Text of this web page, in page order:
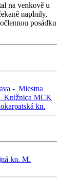
na venkově u
naplnily,
posádku
- Miestna
Knižnica MCK
kn.
kn. M.